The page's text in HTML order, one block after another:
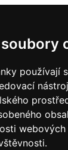
používají
webových